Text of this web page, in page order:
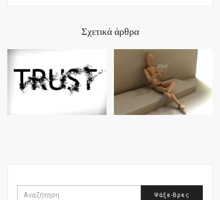
Σχετικά άρθρα